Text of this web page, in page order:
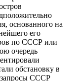
основанного на
его
по СССР или
очередь
обстановку в
запросы СССР